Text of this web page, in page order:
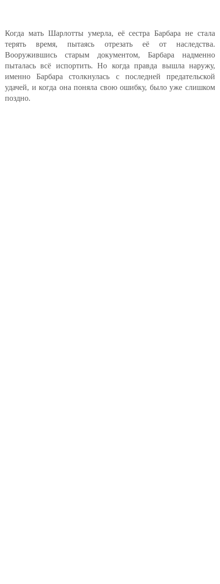
Когда мать Шарлотты умерла, её сестра Барбара не стала
терять время, пытаясь отрезать её от наследства.
Вооружившись старым документом, Барбара надменно
пыталась всё испортить. Но когда правда вышла наружу,
именно Барбара столкнулась с последней предательской
удачей, и когда она поняла свою ошибку, было уже слишком
поздно.